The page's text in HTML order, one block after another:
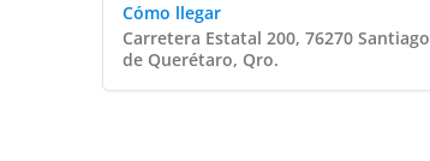
Cómo llegar
Carretera Estatal 200, 76270 Santiago
de Querétaro, Qro.